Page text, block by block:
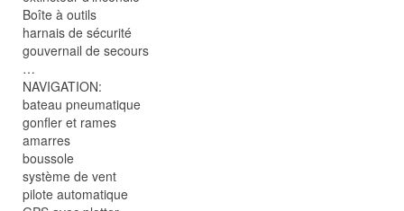
Boîte à outils
harnais de sécurité
gouvernail de secours
…
NAVIGATION:
bateau pneumatique
gonfler et rames
amarres
boussole
système de vent
pilote automatique